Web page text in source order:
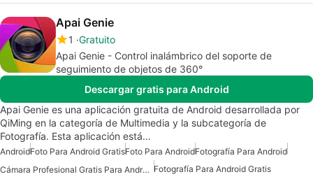
Apai Genie
1 Gratuito
Apai Genie - Control inalámbrico del soporte de
seguimiento de objetos de 360°
Descargar gratis para Android
Apai Genie es una aplicación gratuita de Android desarrollada por
QiMing en la categoría de Multimedia y la subcategoría de
Fotografía. Esta aplicación está…
AndroidFoto Para Android GratisFoto Para AndroidFotografía Para Android
Cámara Profesional Gratis Para Android Fotografía Para Android Gratis